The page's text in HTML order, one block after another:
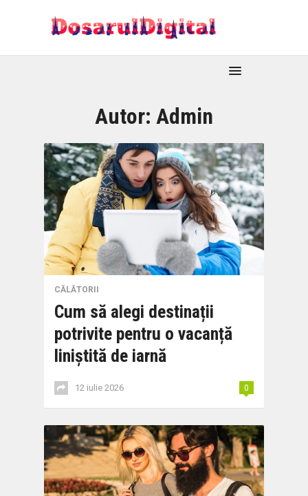
Autor: Admin
CĂLĂTORII
Cum să alegi destinații
potrivite pentru o vacanță
liniștită de iarnă
12 iulie 2026 0